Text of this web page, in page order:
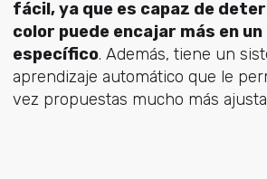
fácil, ya que es capaz de
color puede encajar más en
específico. Además, tiene un
aprendizaje automático que le
vez propuestas mucho más